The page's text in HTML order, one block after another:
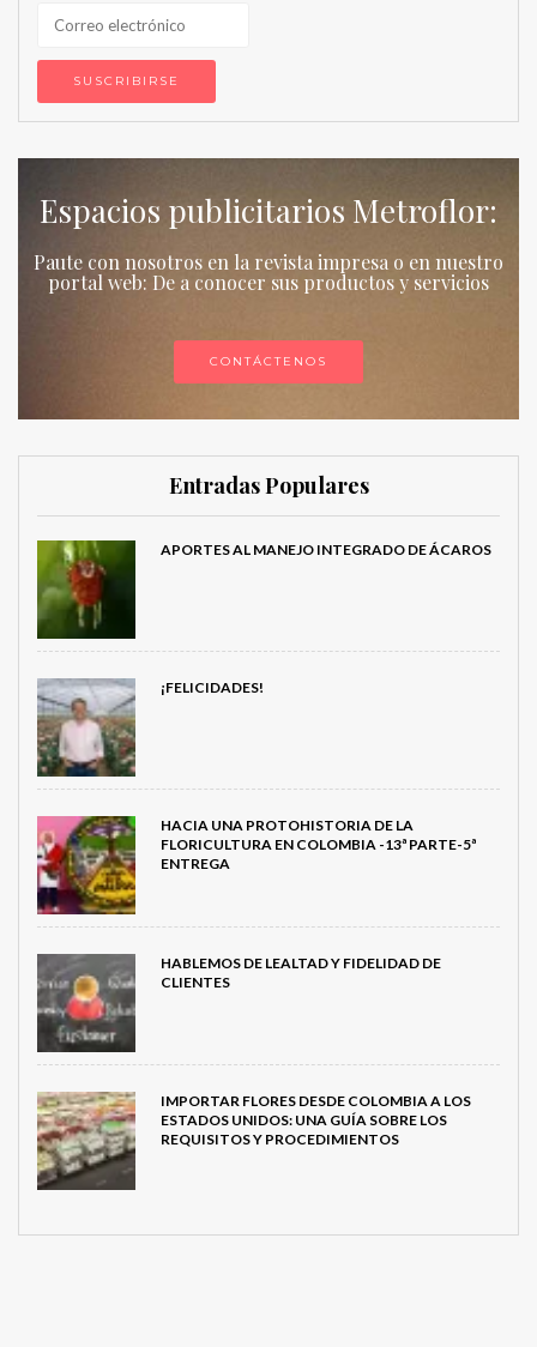
Espacios publicitarios Metroflor:
Paute con nosotros en la revista impresa o en nuestro
portal web: De a conocer sus productos y servicios
CONTÁCTENOS
Entradas Populares
APORTES AL MANEJO INTEGRADO DE ÁCAROS
¡FELICIDADES!
HACIA UNA PROTOHISTORIA DE LA
FLORICULTURA EN COLOMBIA -13ª PARTE-5ª
ENTREGA
HABLEMOS DE LEALTAD Y FIDELIDAD DE
CLIENTES
IMPORTAR FLORES DESDE COLOMBIA A LOS
ESTADOS UNIDOS: UNA GUÍA SOBRE LOS
REQUISITOS Y PROCEDIMIENTOS